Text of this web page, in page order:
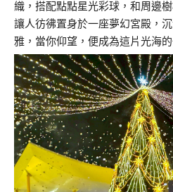
織，搭配點點星光彩球，和周邊
讓人彷彿置身於一座夢幻宮殿，
雅，當你仰望，便成為這片光海的